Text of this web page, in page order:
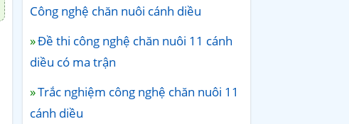
Công nghệ chăn nuôi cánh diều
Đề thi công nghệ chăn nuôi 11 cánh
diều có ma trận
Trắc nghiệm công nghệ chăn nuôi 11
cánh diều